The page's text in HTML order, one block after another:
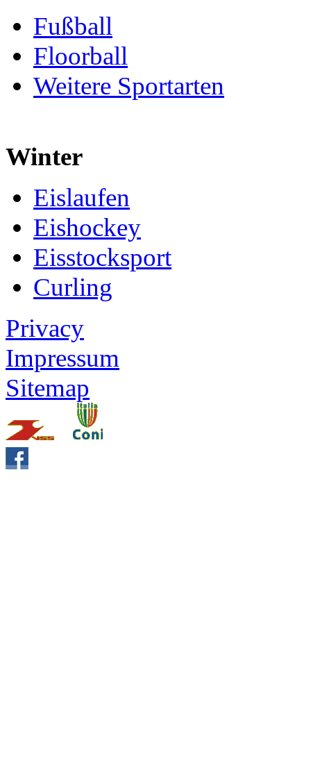
Fußball
Floorball
Weitere Sportarten
Winter
Eislaufen
Eishockey
Eisstocksport
Curling
Privacy
Impressum
Sitemap